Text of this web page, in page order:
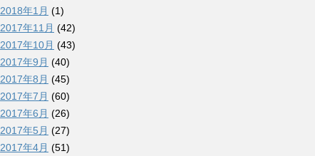
2018年1月 (1)
2017年11月 (42)
2017年10月 (43)
2017年9月 (40)
2017年8月 (45)
2017年7月 (60)
2017年6月 (26)
2017年5月 (27)
2017年4月 (51)